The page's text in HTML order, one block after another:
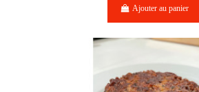
Ajouter au panier